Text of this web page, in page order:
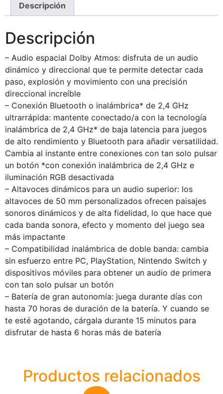
Descripción
Descripción
– Audio espacial Dolby Atmos: disfruta de un audio
dinámico y direccional que te permite detectar cada
paso, explosión y movimiento con una precisión
direccional increíble
– Conexión Bluetooth o inalámbrica* de 2,4 GHz
ultrarrápida: mantente conectado/a con la tecnología
inalámbrica de 2,4 GHz* de baja latencia para juegos
de alto rendimiento y Bluetooth para añadir versatilidad.
Cambia al instante entre conexiones con tan solo pulsar
un botón *con conexión inalámbrica de 2,4 GHz e
iluminación RGB desactivada
– Altavoces dinámicos para un audio superior: los
altavoces de 50 mm personalizados ofrecen paisajes
sonoros dinámicos y de alta fidelidad, lo que hace que
cada banda sonora, efecto y momento del juego sea
más impactante
– Compatibilidad inalámbrica de doble banda: cambia
sin esfuerzo entre PC, PlayStation, Nintendo Switch y
dispositivos móviles para obtener un audio de primera
con tan solo pulsar un botón
– Batería de gran autonomía: juega durante días con
hasta 70 horas de duración de la batería. Y cuando se
te esté agotando, cárgala durante 15 minutos para
disfrutar de hasta 6 horas más de batería
Productos relacionados